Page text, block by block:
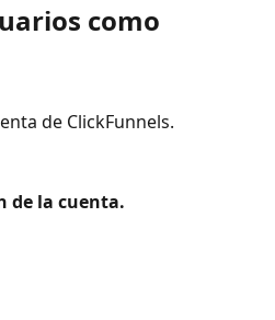
como
de ClickFunnels.
de la cuenta.